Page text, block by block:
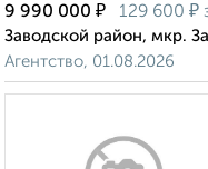
9 990 000 ₽ 129 600 ₽
Заводской район, мкр.
Агентство, 01.08.2026